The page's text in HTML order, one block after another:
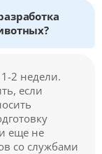
2 недели.
если
еще не
со службами